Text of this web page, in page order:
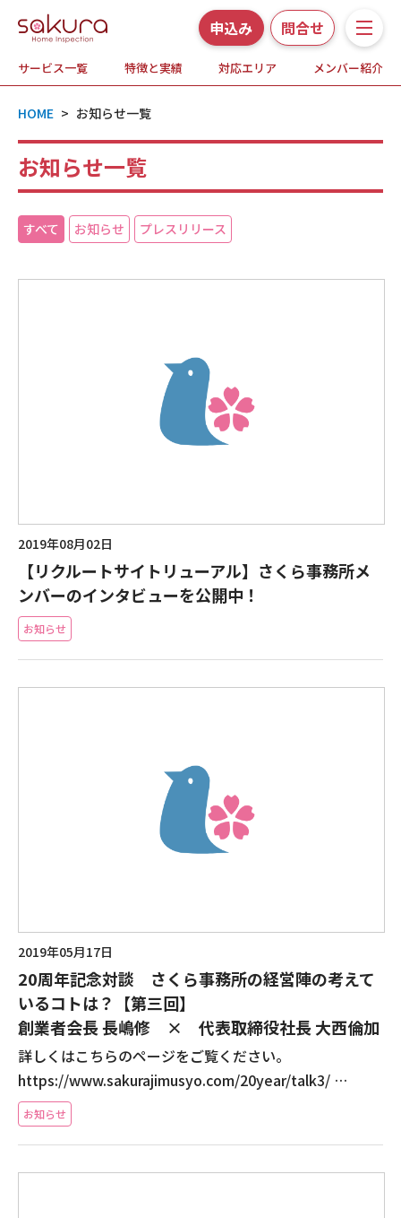
申込み 問合せ
サービス一覧 特徴と実績 対応エリア メンバー紹介
サービス一覧
さくら事務所の特徴と実績
ホームインスペクションとは
対応エリア
メンバー紹介
お知らせ・プレスリリース
現場事例・お役立ちコラム
採用情報
HOME > お知らせ一覧
お知らせ一覧
すべて お知らせ プレスリリース
2019年08月02日
【リクルートサイトリューアル】さくら事務所メ
ンバーのインタビューを公開中！
お知らせ
2019年05月17日
20周年記念対談 さくら事務所の経営陣の考えて
いるコトは？【第三回】
創業者会長 長嶋修 × 代表取締役社長 大西倫加
詳しくはこちらのページをご覧ください。
https://www.sakurajimusyo.com/20year/talk3/ …
お知らせ